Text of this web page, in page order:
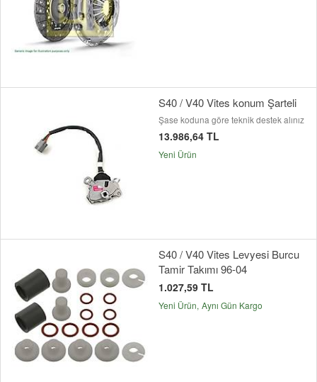
S40 / V40 Vites konum Şarteli
Şase koduna göre teknik destek alınız
13.986,64 TL
Yeni Ürün
S40 / V40 Vites Levyesi Burcu
Tamir Takımı 96-04
1.027,59 TL
Yeni Ürün Aynı Gün Kargo